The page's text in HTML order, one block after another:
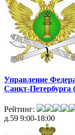
Управление
Санкт-
Рейтинг:
д.59 9:00-18:00